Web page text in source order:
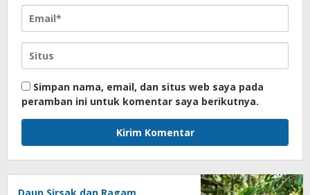
Simpan nama, email, dan situs web saya pada
peramban ini untuk komentar saya berikutnya.